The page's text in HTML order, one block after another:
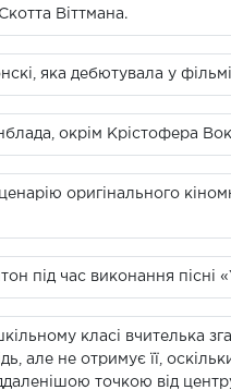
Віттмана.
яка дебютувала у
окрім Крістофера
оригінального
під час виконання пісні
класі вчителька
але не отримує її,
точкою від